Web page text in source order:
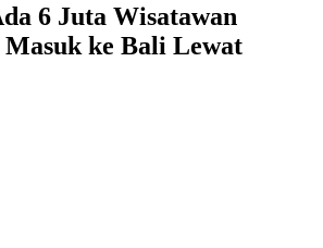
6 Juta Wisatawan
ke Bali Lewat